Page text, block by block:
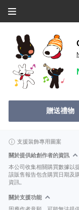
贈送禮物
支援裝飾專用圖案
關於提供給創作者的資訊
本公司收集相關購買數據以
該販售報告包含購買日期及
資訊。
關於支援功能